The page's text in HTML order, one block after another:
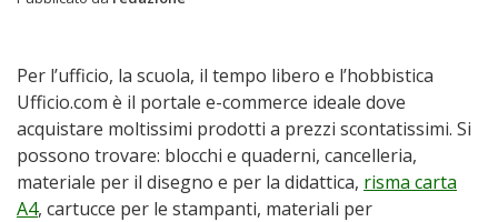
Per l’ufficio, la scuola, il tempo libero e l’hobbistica
Ufficio.com è il portale e-commerce ideale dove
acquistare moltissimi prodotti a prezzi scontatissimi. Si
possono trovare: blocchi e quaderni, cancelleria,
materiale per il disegno e per la didattica, risma carta
A4, cartucce per le stampanti, materiali per